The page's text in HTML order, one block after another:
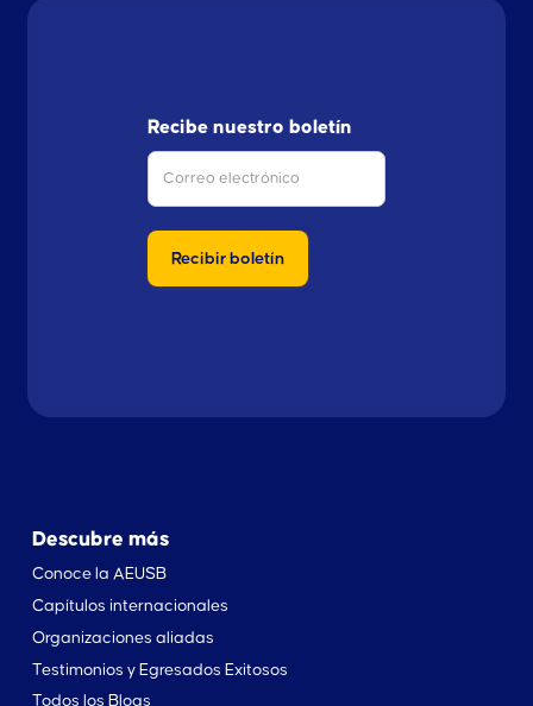
Recibe nuestro boletín
Descubre más
Conoce la AEUSB
Capítulos internacionales
Organizaciones aliadas
Testimonios y Egresados Exitosos
Todos los Blogs